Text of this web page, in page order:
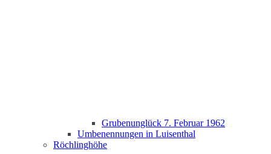
Grubenunglück 7. Februar 1962
Umbenennungen in Luisenthal
Röchlinghöhe